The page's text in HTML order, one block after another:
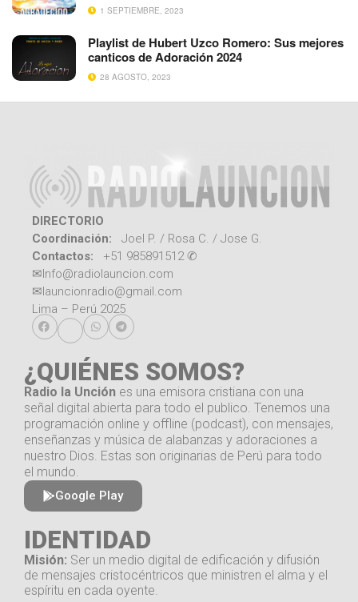
1 SEPTIEMBRE, 2023
Playlist de Hubert Uzco Romero: Sus mejores
canticos de Adoración 2024
28 AGOSTO, 2023
DIRECTORIO
Coordinación:
Joel P. / Rosa C. / Jose G.
Contactos: +51 985891512 ✆
✉Info@radiolauncion.com
✉launcionradio@gmail.com
Lima – Perú 2025
¿QUIÉNES SOMOS?
Radio la Unción es una emisora cristiana con una
señal digital abierta para todo el publico. Tenemos una
programación online y offline (podcast), con mensajes,
enseñanzas y música de alabanzas y adoraciones a
nuestro Dios. Estas son originarias de Perú para todo
el mundo.
Google Play
IDENTIDAD
Misión: Ser un medio digital de edificación y difusión
de mensajes cristocéntricos que ministren el alma y el
espíritu en cada oyente.